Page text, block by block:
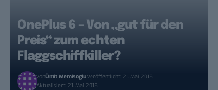
OnePlus 6 – Von „gut für den
Preis“ zum echten
Flaggschiffkiller?
vonÜmit MemisogluVeröffentlicht: 21. Mai 2018
Aktualisiert: 21. Mai 2018